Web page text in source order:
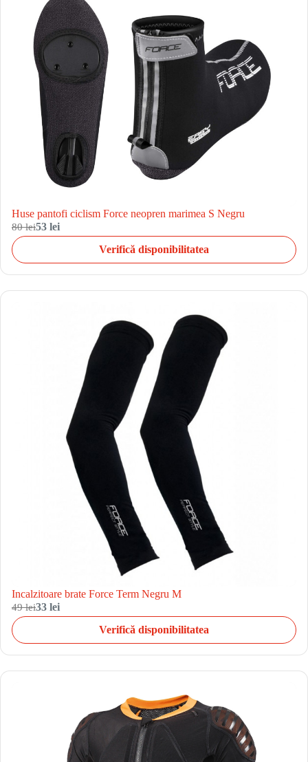
Huse pantofi ciclism Force neopren marimea S Negru
80 lei53 lei
Verifică disponibilitatea
Incalzitoare brate Force Term Negru M
49 lei33 lei
Verifică disponibilitatea